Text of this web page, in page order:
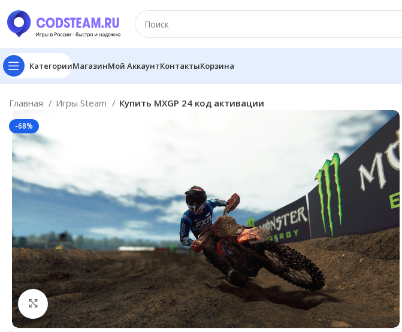
КатегорииМагазинМой АккаунтКонтактыКорзина
Главная Игры Steam Купить MXGP 24 код активации
-68%
Click to enlarge